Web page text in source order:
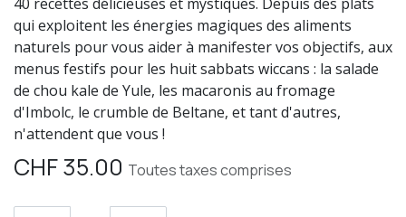
qui exploitent les énergies magiques des aliments
naturels pour vous aider à manifester vos objectifs, aux
menus festifs pour les huit sabbats wiccans : la salade
de chou kale de Yule, les macaronis au fromage
d'Imbolc, le crumble de Beltane, et tant d'autres,
n'attendent que vous !
CHF35.00 Toutes taxes comprises